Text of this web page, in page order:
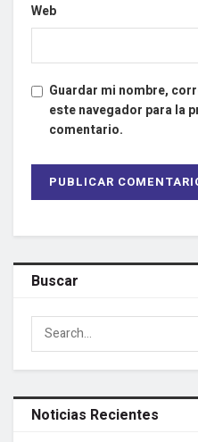
Web
Guardar mi nombre,
este navegador para la
comentario.
Buscar
Noticias Recientes